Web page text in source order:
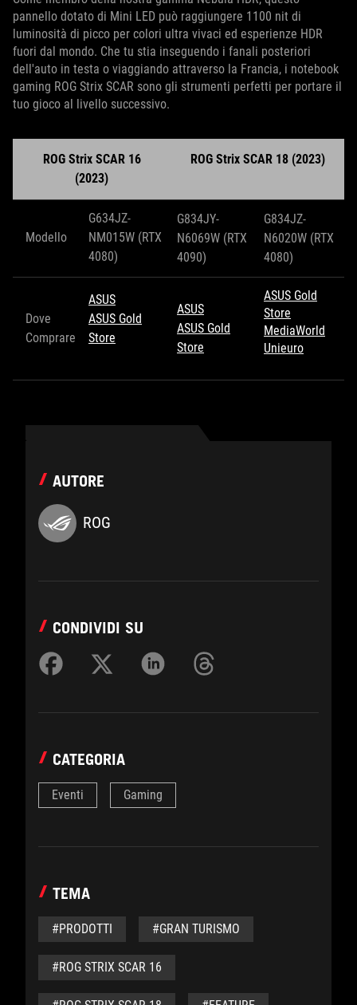
pannello dotato di Mini LED può raggiungere 1100 nit di
luminosità di picco per colori ultra vivaci ed esperienze HDR
fuori dal mondo. Che tu stia inseguendo i fanali posteriori
dell'auto in testa o viaggiando attraverso la Francia, i notebook
gaming ROG Strix SCAR sono gli strumenti perfetti per portare il
tuo gioco al livello successivo.
ROG Strix SCAR 16
(2023)
ROG Strix SCAR 18 (2023)
Modello
G634JZ-
NM015W (RTX
4080)
G834JY-
N6069W (RTX
4090)
G834JZ-
N6020W (RTX
4080)
Dove
Comprare
ASUS
ASUS Gold
Store
ASUS
ASUS Gold
Store
ASUS Gold
Store
MediaWorld
Unieuro
AUTORE
ROG
CONDIVIDI SU
CATEGORIA
Eventi Gaming
TEMA
#PRODOTTI #GRAN TURISMO
#ROG STRIX SCAR 16